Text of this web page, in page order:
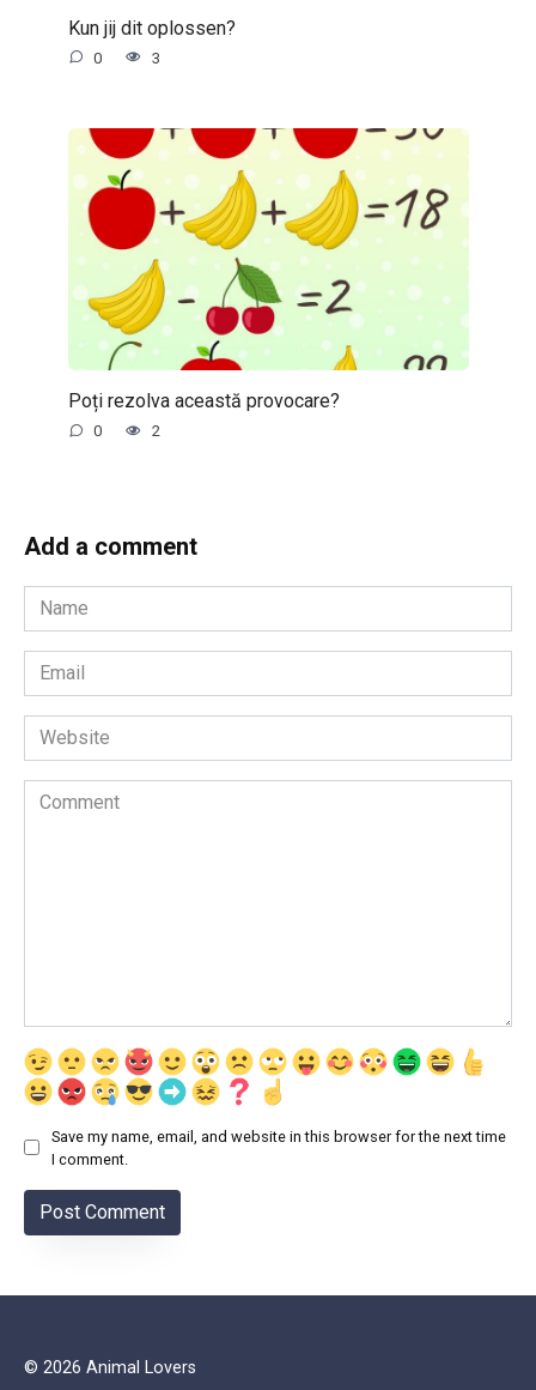
Kun jij dit oplossen?
0 3
Poți rezolva această provocare?
0 2
Add a comment
Name
*
Email
*
Website
Comment
Save my name, email, and website in this browser for the next time
I comment.
© 2026 Animal Lovers